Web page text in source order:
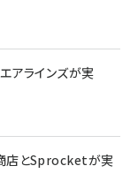
アラインズが実
店とSprocketが実